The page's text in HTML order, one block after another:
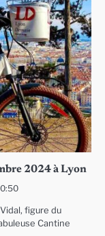
2024 à Lyon
figure du
Cantine